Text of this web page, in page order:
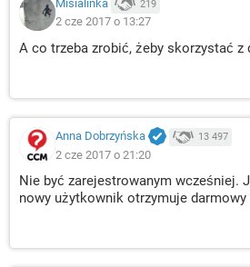
Misialinka 219
2 cze 2017 o 13:27
A co trzeba zrobić, żeby skorzystać z
Anna Dobrzyńska 13 497
2 cze 2017 o 21:20
Nie być zarejestrowanym wcześniej.
nowy użytkownik otrzymuje